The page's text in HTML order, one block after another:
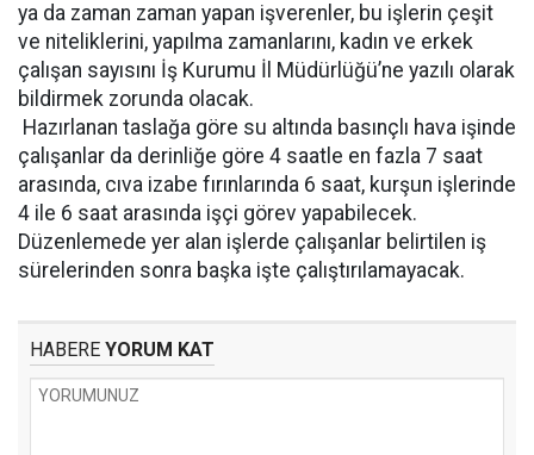
ya da zaman zaman yapan işverenler, bu işlerin çeşit
ve niteliklerini, yapılma zamanlarını, kadın ve erkek
çalışan sayısını İş Kurumu İl Müdürlüğü’ne yazılı olarak
bildirmek zorunda olacak.
Hazırlanan taslağa göre su altında basınçlı hava işinde
çalışanlar da derinliğe göre 4 saatle en fazla 7 saat
arasında, cıva izabe fırınlarında 6 saat, kurşun işlerinde
4 ile 6 saat arasında işçi görev yapabilecek.
Düzenlemede yer alan işlerde çalışanlar belirtilen iş
sürelerinden sonra başka işte çalıştırılamayacak.
HABERE YORUM KAT